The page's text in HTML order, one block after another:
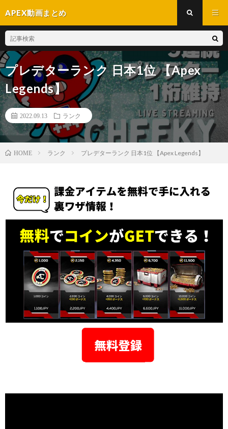
APEX動画まとめ
プレデターランク 日本1位 【Apex
Legends】
2022.09.13 ランク
HOME ランク プレデターランク 日本1位 【Apex Legends】